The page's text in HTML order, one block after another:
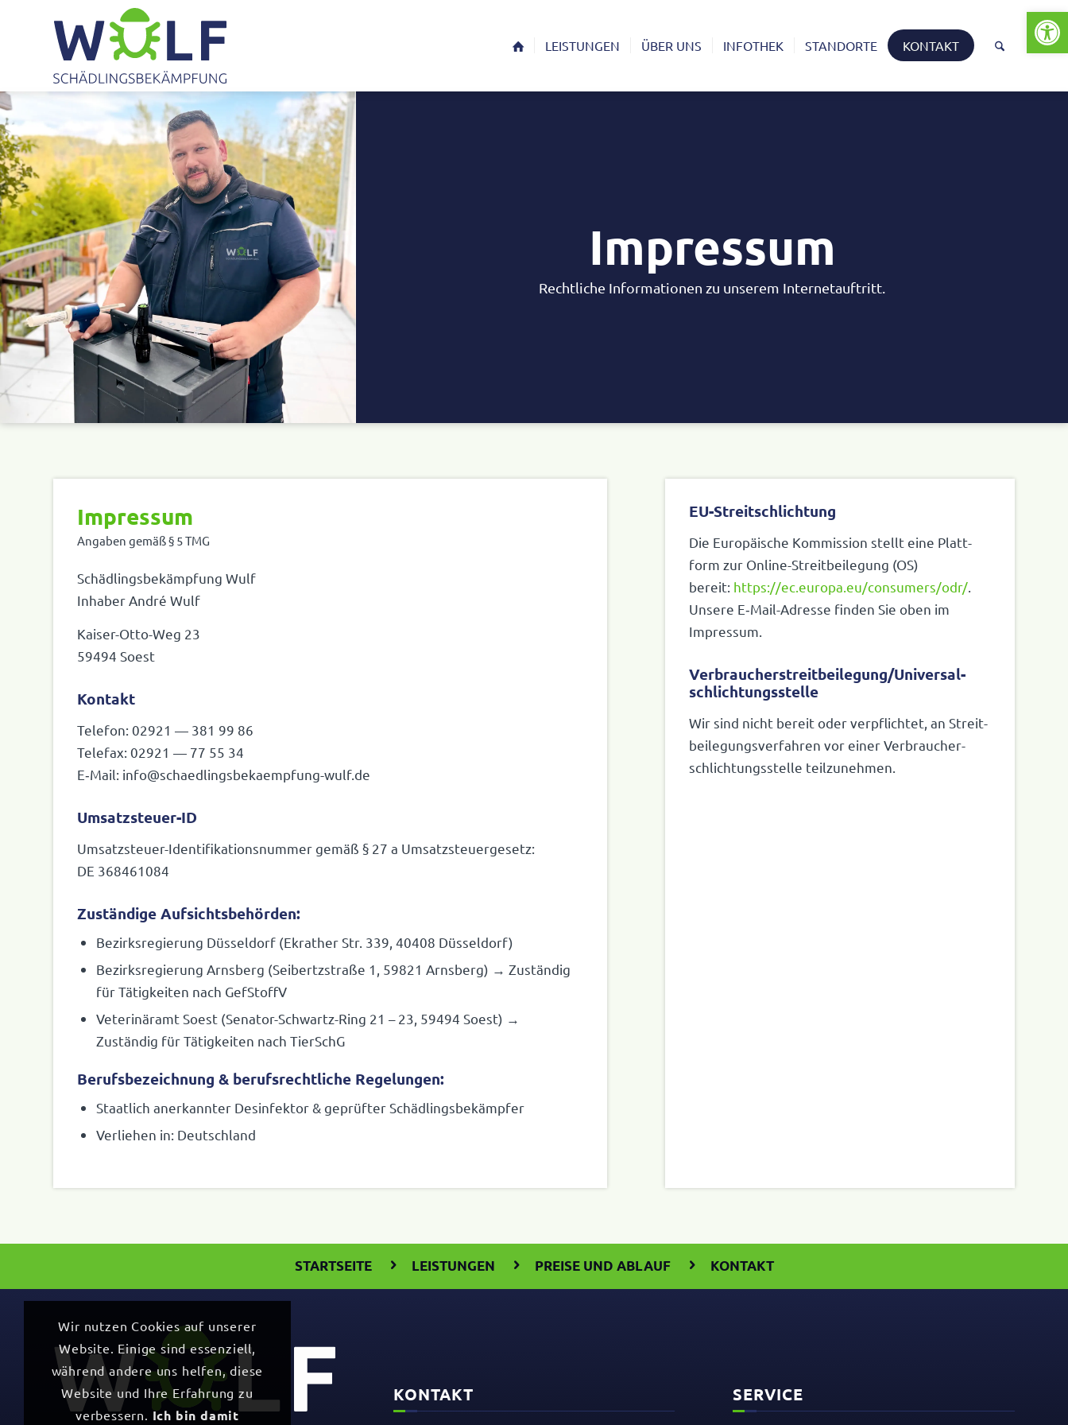
LEISTUNGEN ÜBER UNS INFOTHEK STANDORTE KONTAKT
Impressum
Recht­liche Infor­ma­tionen zu unserem Internetauftritt.
Impressum
Angaben gemäß § 5TMG
Schäd­lings­be­kämp­fung Wulf
Inhaber André Wulf
Kaiser-Otto-Weg 23
59494 Soest
Kontakt
Telefon: 02921 — 381 99 86
Telefax: 02921 — 77 55 34
E‑Mail: info@schaedlingsbekaempfung-wulf.de
Umsatzsteuer-ID
Umsatz­steuer-Iden­ti­fi­ka­ti­ons­nummer gemäß § 27 a Umsatzsteuergesetz:
DE 368461084
Zuständige Aufsichtsbehörden:
Bezirks­re­gie­rung Düssel­dorf (Ekra­ther Str. 339, 40408 Düsseldorf)
Bezirks­re­gie­rung Arns­berg (Seibertz­straße 1, 59821 Arns­berg) → Zuständig
für Tätig­keiten nach GefStoffV
Vete­ri­näramt Soest (Senator-Schwartz-Ring 21 – 23, 59494 Soest) →
Zuständig für Tätig­keiten nach TierSchG
Berufsbezeichnung & berufsrechtliche Regelungen:
Staat­lich aner­kannter Desin­fektor&geprüfter Schädlingsbekämpfer
Verliehen in: Deutschland
EU-Streitschlichtung
Die Euro­päi­sche Kommis­sion stellt eine Platt­
form zur Online-Streit­bei­le­gung (OS)
bereit: https://​ec​.europa​.eu/​c​o​n​s​u​m​e​r​s​/​o​dr/.
Unsere E‑Mail-Adresse finden Sie oben im
Impressum.
Verbraucher­streit­beilegung/Universal­
schlichtungs­stelle
Wir sind nicht bereit oder verpflichtet, an Streit­
bei­le­gungs­ver­fahren vor einer Verbrau­cher­
schlich­tungs­stelle teilzunehmen.
STARTSEITE LEISTUNGEN PREISE UND ABLAUF KONTAKT
KONTAKT SERVICE
Wir nutzen Cookies auf unserer
Website. Einige sind essenziell,
während andere uns helfen, diese
Website und Ihre Erfahrung zu
verbessern. Ich bin damit